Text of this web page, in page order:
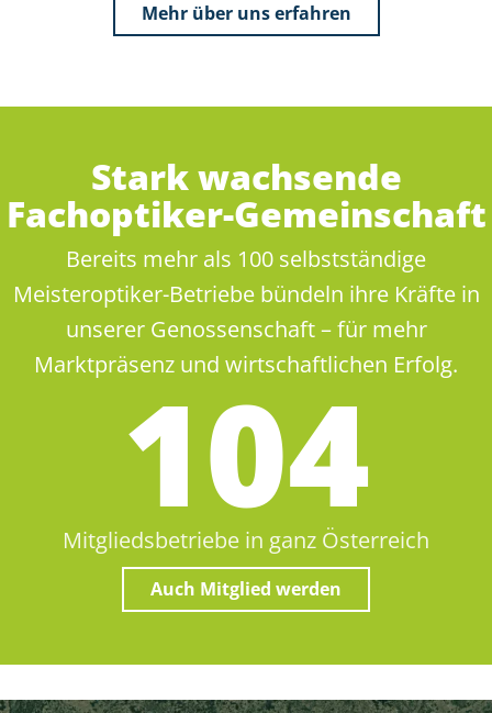
Mehr über uns erfahren
Stark wachsende
Fachoptiker-Gemeinschaft
Bereits mehr als 100 selbstständige
Meisteroptiker-Betriebe bündeln ihre Kräfte in
unserer Genossenschaft – für mehr
Marktpräsenz und wirtschaftlichen Erfolg.
105
Mitgliedsbetriebe in ganz Österreich
Auch Mitglied werden